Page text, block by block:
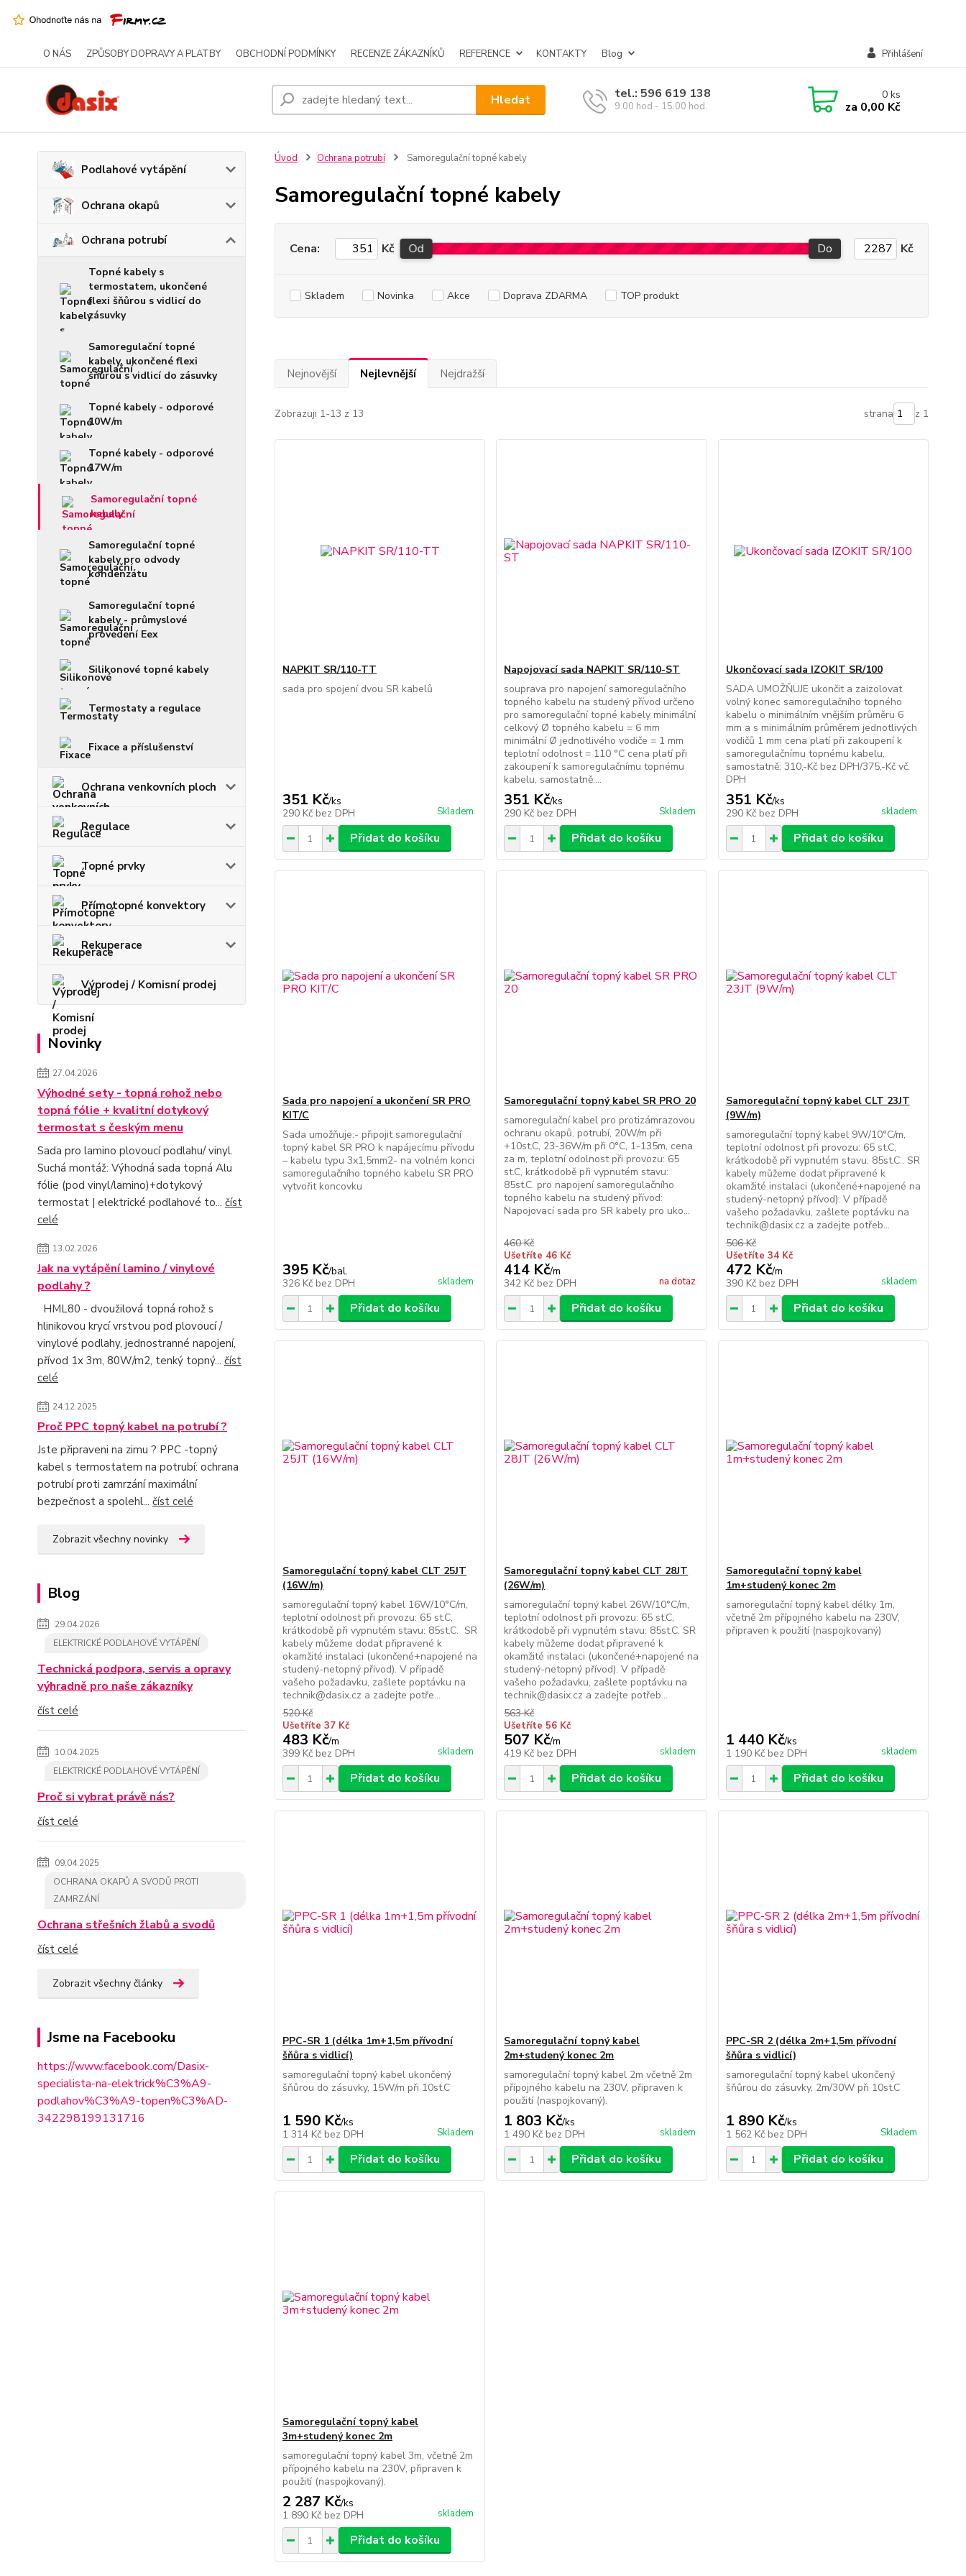
O NÁS ZPŮSOBY DOPRAVY A PLATBY OBCHODNÍ PODMÍNKY RECENZE ZÁKAZNÍKŮ REFERENCE KONTAKTY Blog Přihlášení
Hledat tel.: 596 619 138
9.00 hod - 15.00 hod.
0ks
za 0,00 Kč
Podlahové vytápění
Ochrana okapů
Ochrana potrubí
Topné kabely s
termostatem, ukončené
flexi šňůrou s vidlicí do
zásuvky
Samoregulační topné
kabely, ukončené flexi
šňůrou s vidlicí do zásuvky
Topné kabely - odporové
10W/m
Topné kabely - odporové
17W/m
Samoregulační topné
kabely
Samoregulační topné
kabely pro odvody
kondenzátu
Samoregulační topné
kabely - průmyslové
provedení Eex
Silikonové topné kabely
Termostaty a regulace
Fixace a příslušenství
Ochrana venkovních ploch
Regulace
Topné prvky
Přímotopné konvektory
Rekuperace
Výprodej / Komisní prodej
Novinky
27.04.2026
Výhodné sety - topná rohož nebo
topná fólie + kvalitní dotykový
termostat s českým menu
Sada pro lamino plovoucí podlahu/ vinyl.
Suchá montáž: Výhodná sada topná Alu
fólie (pod vinyl/lamino)+dotykový
termostat | elektrické podlahové to... číst
celé
13.02.2026
Jak na vytápění lamino / vinylové
podlahy ?
HML80 - dvoužilová topná rohož s
hlinikovou krycí vrstvou pod plovoucí /
vinylové podlahy, jednostranné napojení,
přívod 1x 3m, 80W/m2, tenký topný... číst
celé
24.12.2025
Proč PPC topný kabel na potrubí ?
Jste připraveni na zimu ? PPC -topný
kabel s termostatem na potrubí: ochrana
potrubí proti zamrzání maximální
bezpečnost a spolehl... číst celé
Zobrazit všechny novinky
Blog
29.04.2026
ELEKTRICKÉ PODLAHOVÉ VYTÁPĚNÍ
Technická podpora, servis a opravy
výhradně pro naše zákazníky
číst celé
10.04.2025
ELEKTRICKÉ PODLAHOVÉ VYTÁPĚNÍ
Proč si vybrat právě nás?
číst celé
09.04.2025
OCHRANA OKAPŮ A SVODŮ PROTI
ZAMRZÁNÍ
Ochrana střešních žlabů a svodů
číst celé
Zobrazit všechny články
Jsme na Facebooku
https://www.facebook.com/Dasix-
specialista-na-elektrick%C3%A9-
podlahov%C3%A9-topen%C3%AD-
342298199131716
Úvod Ochrana potrubí Samoregulační topné kabely
Samoregulační topné kabely
Cena: Kč Od Do Kč
Skladem Novinka Akce Doprava ZDARMA TOP produkt
Nejnovější Nejlevnější Nejdražší
Zobrazuji 1-13 z 13 strana z 1
NAPKIT SR/110-TT
sada pro spojení dvou SR kabelů
351 Kč/ks
290 Kč bez DPH Skladem
Přidat do košíku
Napojovací sada NAPKIT SR/110-ST
souprava pro napojení samoregulačního
topného kabelu na studený přívod určeno
pro samoregulační topné kabely minimální
celkový Ø topného kabelu = 6 mm
minimální Ø jednotlivého vodiče = 1 mm
teplotní odolnost = 110 °C cena platí při
zakoupení k samoregulačnímu topnému
kabelu, samostatně:...
351 Kč/ks
290 Kč bez DPH Skladem
Přidat do košíku
Ukončovací sada IZOKIT SR/100
SADA UMOŽŇUJE ukončit a zaizolovat
volný konec samoregulačního topného
kabelu o minimálním vnějším průměru 6
mm a s minimálním průměrem jednotlivých
vodičů 1 mm cena platí při zakoupení k
samoregulačnímu topnému kabelu,
samostatně: 310,-Kč bez DPH/375,-Kč vč.
DPH
351 Kč/ks
290 Kč bez DPH skladem
Přidat do košíku
Sada pro napojení a ukončení SR PRO
KIT/C
Sada umožňuje:- připojit samoregulační
topný kabel SR PRO k napájecímu přívodu
– kabelu typu 3x1,5mm2- na volném konci
samoregulačního topného kabelu SR PRO
vytvořit koncovku
395 Kč/bal.
326 Kč bez DPH skladem
Přidat do košíku
Samoregulační topný kabel SR PRO 20
samoregulační kabel pro protizámrazovou
ochranu okapů, potrubí, 20W/m při
+10st.C, 23-36W/m při 0°C, 1-135m, cena
za m, teplotní odolnost při provozu: 65
st.C, krátkodobě při vypnutém stavu:
85st.C. pro napojení samoregulačního
topného kabelu na studený přívod:
Napojovací sada pro SR kabely pro uko...
460 Kč
Ušetříte 46 Kč
414 Kč/m
342 Kč bez DPH na dotaz
Přidat do košíku
Samoregulační topný kabel CLT 23JT
(9W/m)
samoregulační topný kabel 9W/10°C/m,
teplotní odolnost při provozu: 65 st.C,
krátkodobě při vypnutém stavu: 85st.C.. SR
kabely můžeme dodat připravené k
okamžité instalaci (ukončené+napojené na
studený-netopný přívod). V případě
vašeho požadavku, zašlete poptávku na
technik@dasix.cz a zadejte potřeb...
506 Kč
Ušetříte 34 Kč
472 Kč/m
390 Kč bez DPH skladem
Přidat do košíku
Samoregulační topný kabel CLT 25JT
(16W/m)
samoregulační topný kabel 16W/10°C/m,
teplotní odolnost při provozu: 65 st.C,
krátkodobě při vypnutém stavu: 85st.C. SR
kabely můžeme dodat připravené k
okamžité instalaci (ukončené+napojené na
studený-netopný přívod). V případě
vašeho požadavku, zašlete poptávku na
technik@dasix.cz a zadejte potře...
520 Kč
Ušetříte 37 Kč
483 Kč/m
399 Kč bez DPH skladem
Přidat do košíku
Samoregulační topný kabel CLT 28JT
(26W/m)
samoregulační topný kabel 26W/10°C/m,
teplotní odolnost při provozu: 65 st.C,
krátkodobě při vypnutém stavu: 85st.C. SR
kabely můžeme dodat připravené k
okamžité instalaci (ukončené+napojené na
studený-netopný přívod). V případě
vašeho požadavku, zašlete poptávku na
technik@dasix.cz a zadejte potřeb...
563 Kč
Ušetříte 56 Kč
507 Kč/m
419 Kč bez DPH skladem
Přidat do košíku
Samoregulační topný kabel
1m+studený konec 2m
samoregulační topný kabel délky 1m,
včetně 2m přípojného kabelu na 230V,
připraven k použití (naspojkovaný)
1 440 Kč/ks
1 190 Kč bez DPH skladem
Přidat do košíku
PPC-SR 1 (délka 1m+1,5m přívodní
šňůra s vidlicí)
samoregulační topný kabel ukončený
šňůrou do zásuvky, 15W/m při 10st.C
1 590 Kč/ks
1 314 Kč bez DPH Skladem
Přidat do košíku
Samoregulační topný kabel
2m+studený konec 2m
samoregulační topný kabel 2m včetně 2m
přípojného kabelu na 230V, připraven k
použití (naspojkovaný).
1 803 Kč/ks
1 490 Kč bez DPH skladem
Přidat do košíku
PPC-SR 2 (délka 2m+1,5m přívodní
šňůra s vidlicí)
samoregulační topný kabel ukončený
šňůrou do zásuvky, 2m/30W při 10st.C
1 890 Kč/ks
1 562 Kč bez DPH Skladem
Přidat do košíku
Samoregulační topný kabel
3m+studený konec 2m
samoregulační topný kabel 3m, včetně 2m
přípojného kabelu na 230V, připraven k
použití (naspojkovaný).
2 287 Kč/ks
1 890 Kč bez DPH skladem
Přidat do košíku